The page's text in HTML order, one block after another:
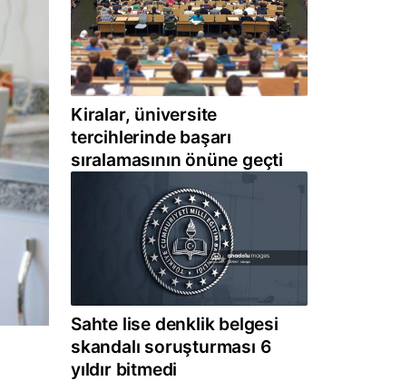
Kiralar, üniversite
tercihlerinde başarı
sıralamasının önüne geçti
Sahte lise denklik belgesi
skandalı soruşturması 6
yıldır bitmedi